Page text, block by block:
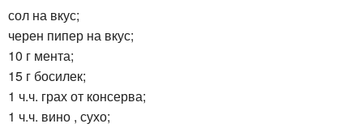
сол на вкус;
черен пипер на вкус;
10 г мента;
15 г босилек;
1 ч.ч. грах от консерва;
1 ч.ч. вино , сухо;